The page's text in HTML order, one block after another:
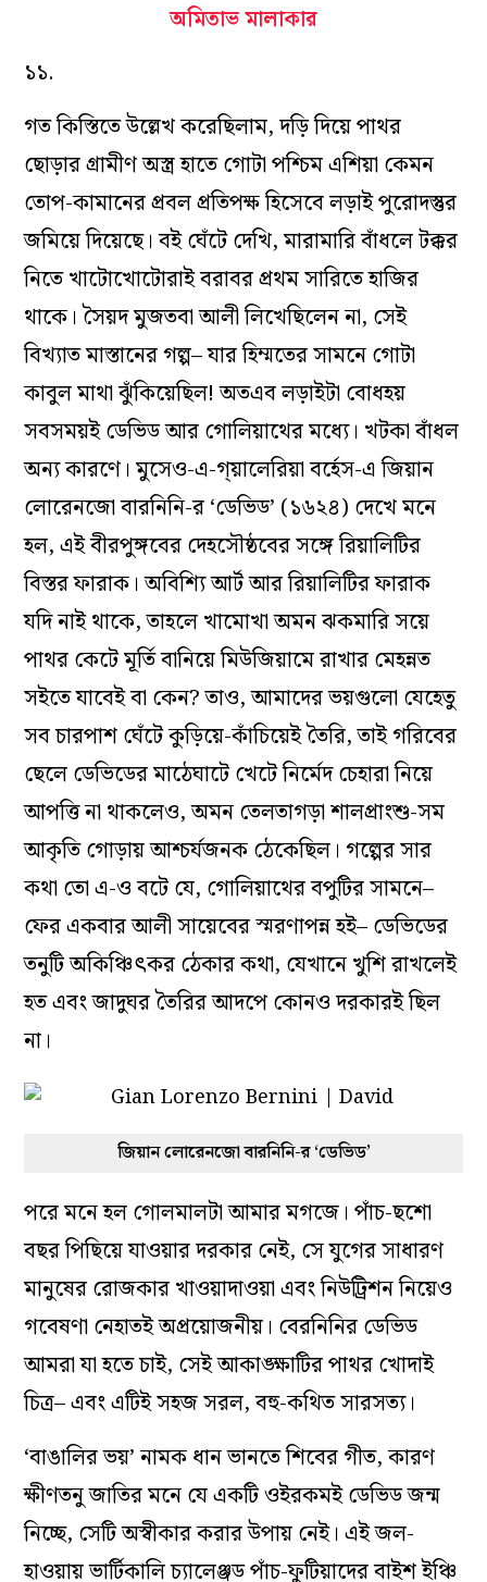
অমিতাভ মালাকার
১১.
গত কিস্তিতে উল্লেখ করেছিলাম, দড়ি দিয়ে পাথর
ছোড়ার গ্রামীণ অস্ত্র হাতে গোটা পশ্চিম এশিয়া কেমন
তোপ-কামানের প্রবল প্রতিপক্ষ হিসেবে লড়াই পুরোদস্তুর
জমিয়ে দিয়েছে। বই ঘেঁটে দেখি, মারামারি বাঁধলে টক্কর
নিতে খাটোখোটোরাই বরাবর প্রথম সারিতে হাজির
থাকে। সৈয়দ মুজতবা আলী লিখেছিলেন না, সেই
বিখ্যাত মাস্তানের গল্প– যার হিম্মতের সামনে গোটা
কাবুল মাথা ঝুঁকিয়েছিল! অতএব লড়াইটা বোধহয়
সবসময়ই ডেভিড আর গোলিয়াথের মধ্যে। খটকা বাঁধল
অন্য কারণে। মুসেও-এ-গ্য়ালেরিয়া বর্হেস-এ জিয়ান
লোরেনজো বারনিনি-র ‘ডেভিড’ (১৬২৪) দেখে মনে
হল, এই বীরপুঙ্গবের দেহসৌষ্ঠবের সঙ্গে রিয়ালিটির
বিস্তর ফারাক। অবিশ্যি আর্ট আর রিয়ালিটির ফারাক
যদি নাই থাকে, তাহলে খামোখা অমন ঝকমারি সয়ে
পাথর কেটে মূর্তি বা‌নিয়ে মিউজিয়ামে রাখার মেহন্নত
সইতে যাবেই বা কেন? তাও, আমাদের ভয়গুলো যেহেতু
সব চারপাশ ঘেঁটে কুড়িয়ে-কাঁচিয়েই তৈরি, তাই গরিবের
ছেলে ডেভিডের মাঠেঘাটে খেটে নির্মেদ চেহারা নিয়ে
আপত্তি না থাকলেও, অমন তেলতাগড়া শালপ্রাংশু-সম
আকৃতি গোড়ায় আশ্চর্যজনক ঠেকেছিল। গল্পের সার
কথা তো এ-ও বটে যে, গোলিয়াথের বপুটির সামনে–
ফের একবার আলী সায়েবের স্মরণাপন্ন হই– ডেভিডের
তনুটি অকিঞ্চিৎকর ঠেকার কথা, যেখানে খুশি রাখলেই
হত এবং জাদুঘর তৈরির আদপে কোনও দরকারই ছিল
না।
জিয়ান লোরেনজো বারনিনি-র ‘ডেভিড’
পরে মনে হল গোলমালটা আমার মগজে। পাঁচ-ছশো
বছর পিছিয়ে যাওয়ার দরকার নেই, সে যুগের সাধারণ
মানুষের রোজকার খাওয়াদাওয়া এবং নিউট্রিশন নিয়েও
গবেষণা নেহাতই অপ্রয়োজনীয়। বেরনিনির ডেভিড
আমরা যা হতে চাই, সেই আকাঙ্ক্ষাটির পাথর খোদাই
চিত্র– এবং এটিই সহজ সরল, বহু-কথিত সারসত্য।
‘বাঙালির ভয়’ নামক ধান ভানতে শিবের গীত, কারণ
ক্ষীণতনু জাতির মনে যে একটি ওইরকমই ডেভিড জন্ম
নিচ্ছে, সেটি অস্বীকার করার উপায় নেই। এই জল-
হাওয়ায় ভার্টিকালি চ্যালেঞ্জড পাঁচ-ফুটিয়াদের বাইশ ইঞ্চি